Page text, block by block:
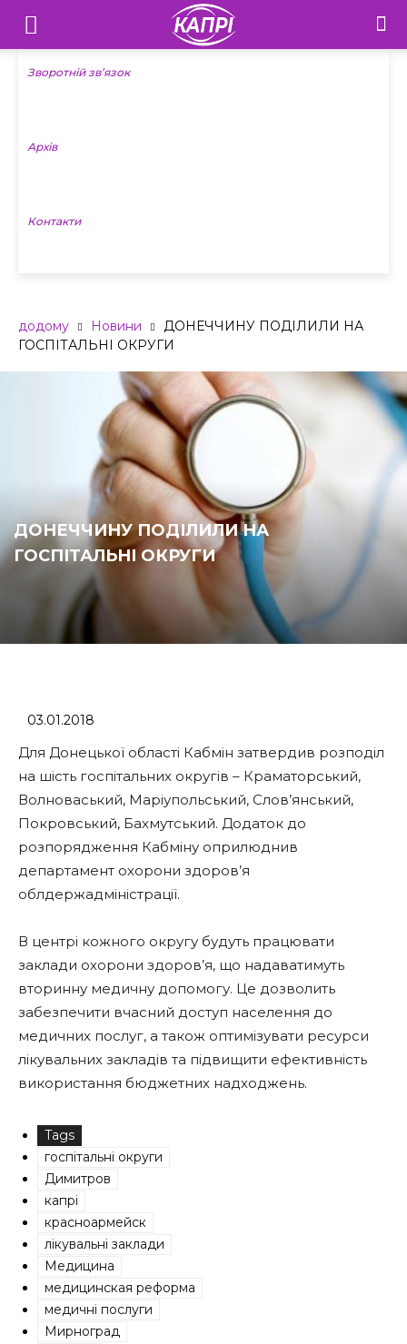
Телебачення
«Капрі»
Новини
Зворотній зв’язок
Архів
Контакти
додому Новини
ДОНЕЧЧИНУ ПОДІЛИЛИ НА
ГОСПІТАЛЬНІ ОКРУГИ
ДОНЕЧЧИНУ ПОДІЛИЛИ НА
ГОСПІТАЛЬНІ ОКРУГИ
03.01.2018
Для Донецької області Кабмін затвердив розподіл
на шість госпітальних округів – Краматорський,
Волноваський, Маріупольський, Слов’янський,
Покровський, Бахмутський. Додаток до
розпорядження Кабміну оприлюднив
департамент охорони здоров’я
облдержадміністрації.
В центрі кожного округу будуть працювати
заклади охорони здоров’я, що надаватимуть
вторинну медичну допомогу. Це дозволить
забезпечити вчасний доступ населення до
медичних послуг, а також оптимізувати ресурси
лікувальних закладів та підвищити ефективність
використання бюджетних надходжень.
Tags
госпітальні округи
Димитров
капрі
красноармейск
лікувальні заклади
Медицина
медицинская реформа
медичні послуги
Мирноград